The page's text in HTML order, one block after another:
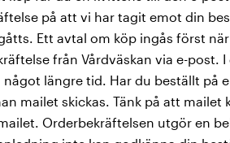
på att vi har tagit emot din
Ett avtal om köp ingås först
från Vårdväskan via e-post.
längre tid. Har du beställt på
mailet skickas. Tänk på att
Orderbekräftelsen utgör en